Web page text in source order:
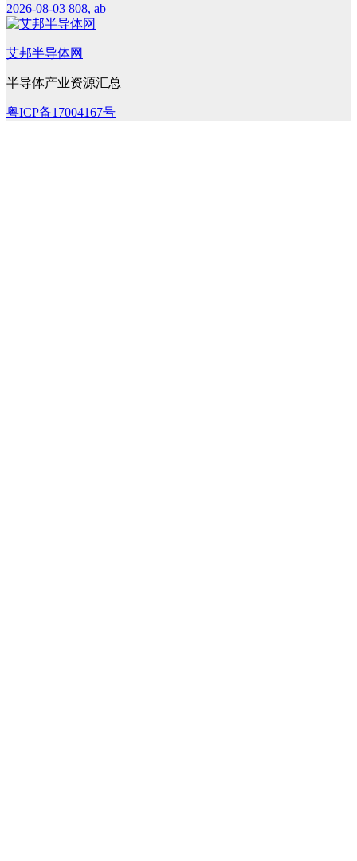
2026-08-03 808, ab
艾邦半导体网
半导体产业资源汇总
粤ICP备17004167号